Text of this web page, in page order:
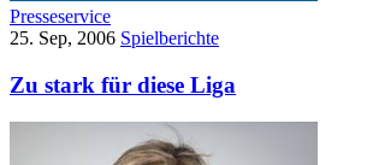
Presseservice
25. Sep, 2006 Spielberichte
Zu stark für diese Liga